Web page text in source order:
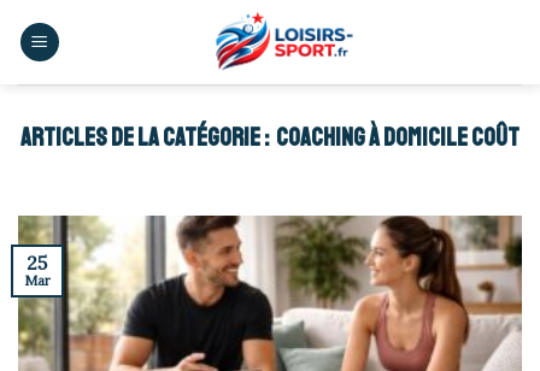
COACHING À DOMICILE COÛT
25
Mar